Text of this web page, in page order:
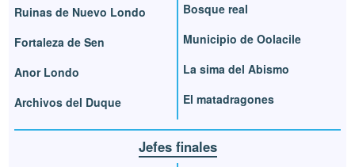
Ruinas de Nuevo Londo
Fortaleza de Sen
Anor Londo
Archivos del Duque
Bosque real
Municipio de Oolacile
La sima del Abismo
El matadragones
Jefes finales